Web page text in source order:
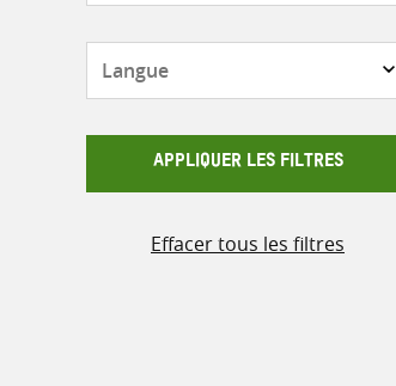
APPLIQUER LES FILTRES
Effacer tous les filtres